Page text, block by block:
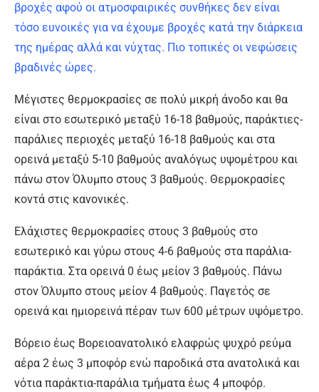
βροχές αφού οι ατμοσφαιρικές συνθήκες δεν είναι
τόσο ευνοικές για να έχουμε βροχές κατά την διάρκεια
της ημέρας αλλά και νύχτας. Πιο τοπικές οι νεφώσεις
βραδινές ώρες.
Μέγιστες θερμοκρασίες σε πολύ μικρή άνοδο και θα
είναι στο εσωτερικό μεταξύ 16-18 βαθμούς, παράκτιες-
παράλιες περιοχές μεταξύ 16-18 βαθμούς και στα
ορεινά μεταξύ 5-10 βαθμούς αναλόγως υψομέτρου και
πάνω στον Όλυμπο στους 3 βαθμούς. Θερμοκρασίες
κοντά στις κανονικές.
Ελάχιστες θερμοκρασίες στους 3 βαθμούς στο
εσωτερικό και γύρω στους 4-6 βαθμούς στα παράλια-
παράκτια. Στα ορεινά 0 έως μείον 3 βαθμούς. Πάνω
στον Όλυμπο στους μείον 4 βαθμούς. Παγετός σε
ορεινά και ημιορεινά πέραν των 600 μέτρων υψόμετρο.
Βόρειο έως Βορειοανατολικό ελαφρώς ψυχρό ρεύμα
αέρα 2 έως 3 μποφόρ ενώ παροδικά στα ανατολικά και
νότια παράκτια-παράλια τμήματα έως 4 μποφόρ.